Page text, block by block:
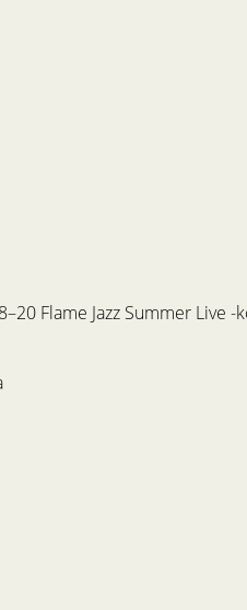
Flame Jazz Summer Live -